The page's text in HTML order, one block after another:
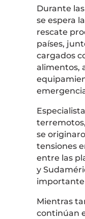
Durante
se espera
rescate
países,
cargados
alimentos,
se
tensiones
entre las
y
importante
Mientras
continúan